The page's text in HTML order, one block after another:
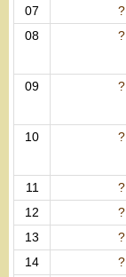
07 ?
08
?
09 ?
10 ?
11 ?
12
?
13
?
14
?